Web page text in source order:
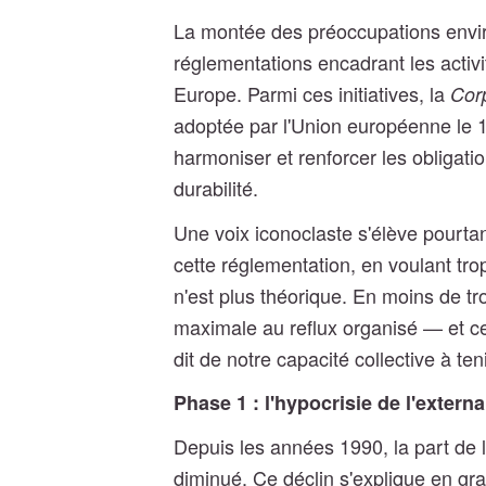
La montée des préoccupations
réglementations encadrant les
Europe. Parmi ces initiatives, la
adoptée par l'Union européenne le
harmoniser et renforcer les
durabilité.
Une voix iconoclaste s'élève
cette réglementation, en voulant
n'est plus théorique. En moins de
maximale au reflux organisé — et
dit de notre capacité collective à
Phase 1 : l'hypocrisie de
Depuis les années 1990, la part
diminué. Ce déclin s'explique en